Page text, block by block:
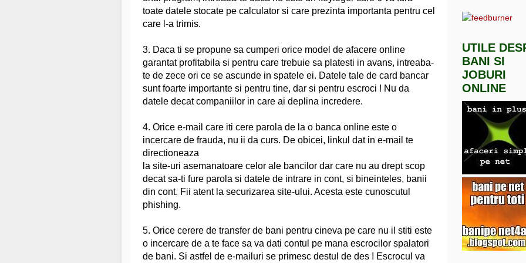
toate datele stocate pe calculator si care prezinta importanta pentru cel
care l-a trimis.
3. Daca ti se propune sa cumperi orice model de afacere online
garantat profitabila si pentru care trebuie sa platesti in avans, intreaba-
te de zece ori ce se ascunde in spatele ei. Datele tale de card bancar
sunt foarte importante si pentru tine, dar si pentru escroci ! Nu da
datele decat companiilor in care ai deplina incredere.
4. Orice e-mail care iti cere parola de la o banca online este o
incercare de frauda, nu ii da curs. De obicei, linkul dat in e-mail te
directioneaza
la site-uri asemanatoare celor ale bancilor dar care nu au drept scop
decat sa-ti fure parola si datele de intrare in cont, si bineinteles, banii
din cont. Fii atent la securizarea site-ului. Acesta este cunoscutul
phishing.
5. Orice cerere de transfer de bani pentru cineva pe care nu il stiti este
o incercare de a te face sa va dati contul pe mana escrocilor spalatori
de bani. Si astfel de e-mailuri se primesc destul de des ! Escrocul va
UTILE
BANI SI
JOBURI
ONLINE